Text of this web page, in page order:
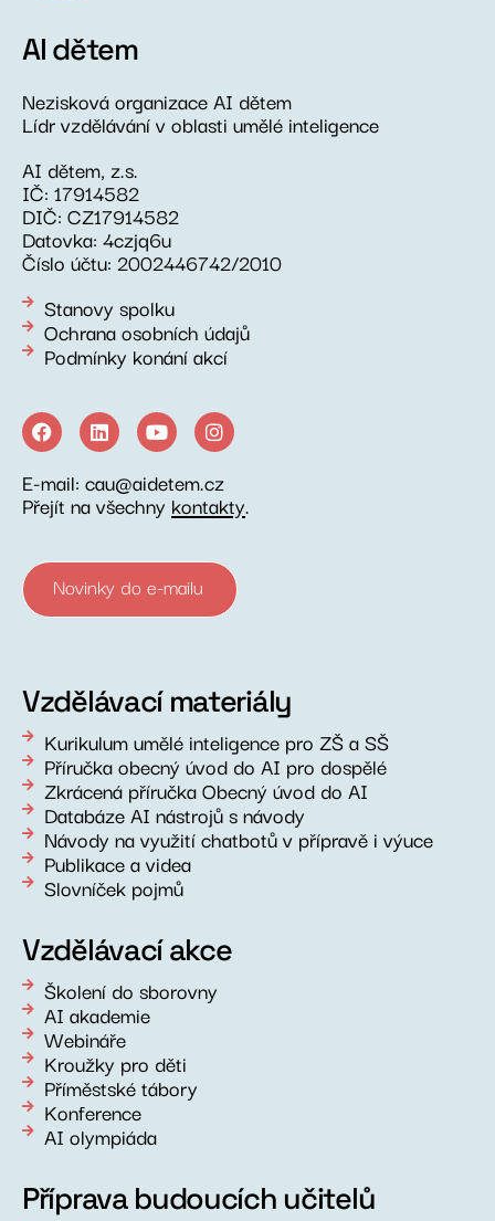
AI dětem
Nezisková organizace AI dětem
Lídr vzdělávání v oblasti umělé inteligence
AI dětem, z.s.
IČ: 17914582
DIČ: CZ17914582
Datovka: 4czjq6u
Číslo účtu: 2002446742/2010
Stanovy spolku
Ochrana osobních údajů
Podmínky konání akcí
E-mail: cau@aidetem.cz
Přejít na všechny kontakty.
Novinky do e-mailu
Vzdělávací materiály
Kurikulum umělé inteligence pro ZŠ a SŠ
Příručka obecný úvod do AI pro dospělé
Zkrácená příručka Obecný úvod do AI
Databáze AI nástrojů s návody
Návody na využití chatbotů v přípravě i výuce
Publikace a videa
Slovníček pojmů
Vzdělávací akce
Školení do sborovny
AI akademie
Webináře
Kroužky pro děti
Příměstské tábory
Konference
AI olympiáda
Příprava budoucích učitelů